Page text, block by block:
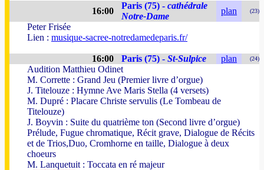
16:00
Paris (75) - cathédrale
Notre-Dame
plan (23)
Peter Frisée
Lien : musique-sacree-notredamedeparis.fr/
16:00 Paris (75) - St-Sulpice plan (24)
Audition Matthieu Odinet
M. Corrette : Grand Jeu (Premier livre d’orgue)
J. Titelouze : Hymne Ave Maris Stella (4 versets)
M. Dupré : Placare Christe servulis (Le Tombeau de
Titelouze)
J. Boyvin : Suite du quatrième ton (Second livre d’orgue)
Prélude, Fugue chromatique, Récit grave, Dialogue de Récits
et de Trios,Duo, Cromhorne en taille, Dialogue à deux
choeurs
M. Lanquetuit : Toccata en ré majeur